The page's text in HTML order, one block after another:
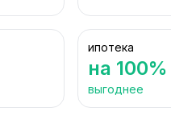
ипотека
на 100%
выгоднее